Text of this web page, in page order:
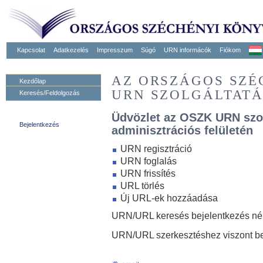
Kapcsolat Adatkezelés Impresszum Súgó URN informácók Fiókom
Kezdőlap
Keresés/Feldolgozás
Bejelentkezés
AZ ORSZÁGOS
URN
Üdvözlet az OSZK URN
adminisztrációs felületén
URN regisztráció
URN foglalás
URN frissítés
URL törlés
Új URL-ek hozzáadása
URN/URL keresés bejelentkezés
URN/URL szerkesztéshez viszont